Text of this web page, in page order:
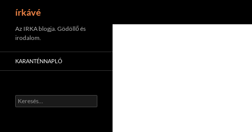
Tartalomhoz
írkávé
Az IRKA blogja. Gödöllő és
irodalom.
KARANTÉNNAPLÓ
Keresés: